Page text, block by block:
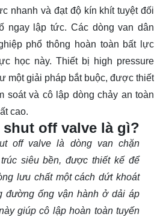
nhanh và đạt độ kín khít tuyệt đối
ngay lập tức. Các dòng van dân
phổ thông hoàn toàn bất lực
học này. Thiết bị high pressure
một giải pháp bắt buộc, được thiết
soát và cô lập dòng chảy an toàn
cao.
off valve là gì?
off valve là dòng van chặn
siêu bền, được thiết kế để
lưu chất một cách dứt khoát
đường ống vận hành ở dải áp
giúp cô lập hoàn toàn tuyến